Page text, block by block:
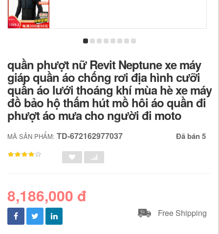
quần phượt nữ Revit Neptune xe máy
giáp quần áo chống rơi địa hình cưỡi
quần áo lưới thoáng khí mùa hè xe máy
đồ bảo hộ thấm hút mồ hôi áo quần đi
phượt áo mưa cho người đi moto
MÃ SẢN PHẨM: TD-672162977037 Đã bán 5
8,186,000 đ
Free Shipping